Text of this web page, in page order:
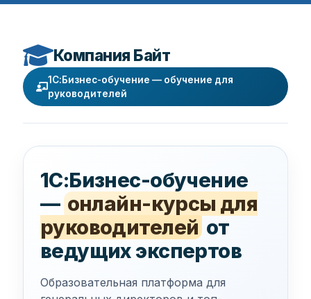
Компания Байт
1С:Бизнес-обучение — обучение для
руководителей
1С:Бизнес-обучение
— онлайн-курсы для
руководителей от
ведущих экспертов
Образовательная платформа для